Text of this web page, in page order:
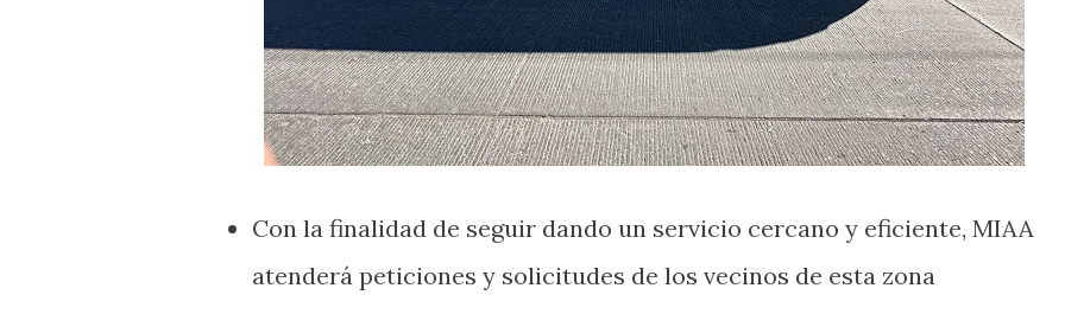
Con la finalidad de seguir dando un servicio cercano y eficiente, MIAA
atenderá peticiones y solicitudes de los vecinos de esta zona